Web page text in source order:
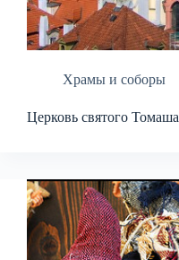
Храмы и соборы
Церковь святого Томаша